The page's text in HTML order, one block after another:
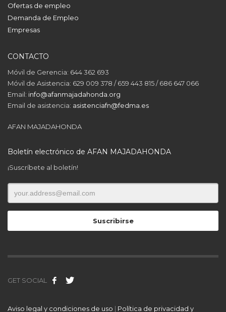
Ofertas de empleo
Demanda de Empleo
Empresas
CONTACTO
Móvil de Gerencia: 644 362 693
Móvil de Asistencia: 629 009 378 / 659 443 815 / 686 647 066
Email: info@afanmajadahonda.org
Email de asistencia: asistenciafn@fedma.es
AFAN MAJADAHONDA
Boletín electrónico de AFAN MAJADAHONDA
¡Suscríbete al boletín!
GET SOCIAL
Aviso legal y condiciones de uso | Política de privacidad y